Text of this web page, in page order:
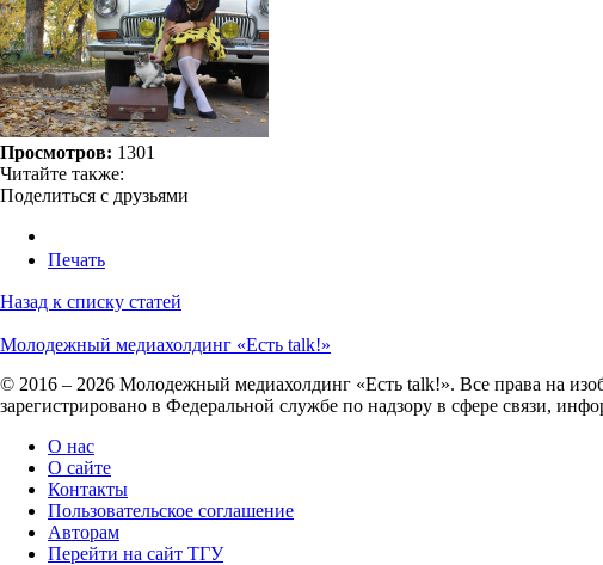
Просмотров: 1301
Читайте также:
Поделиться с друзьями
Печать
Назад к списку статей
Молодежный медиахолдинг «Есть talk!»
© 2016 – 2026 Молодежный медиахолдинг «Есть talk!». Все права на
зарегистрировано в Федеральной службе по надзору в сфере связи,
О нас
О сайте
Контакты
Пользовательское соглашение
Авторам
Перейти на сайт ТГУ